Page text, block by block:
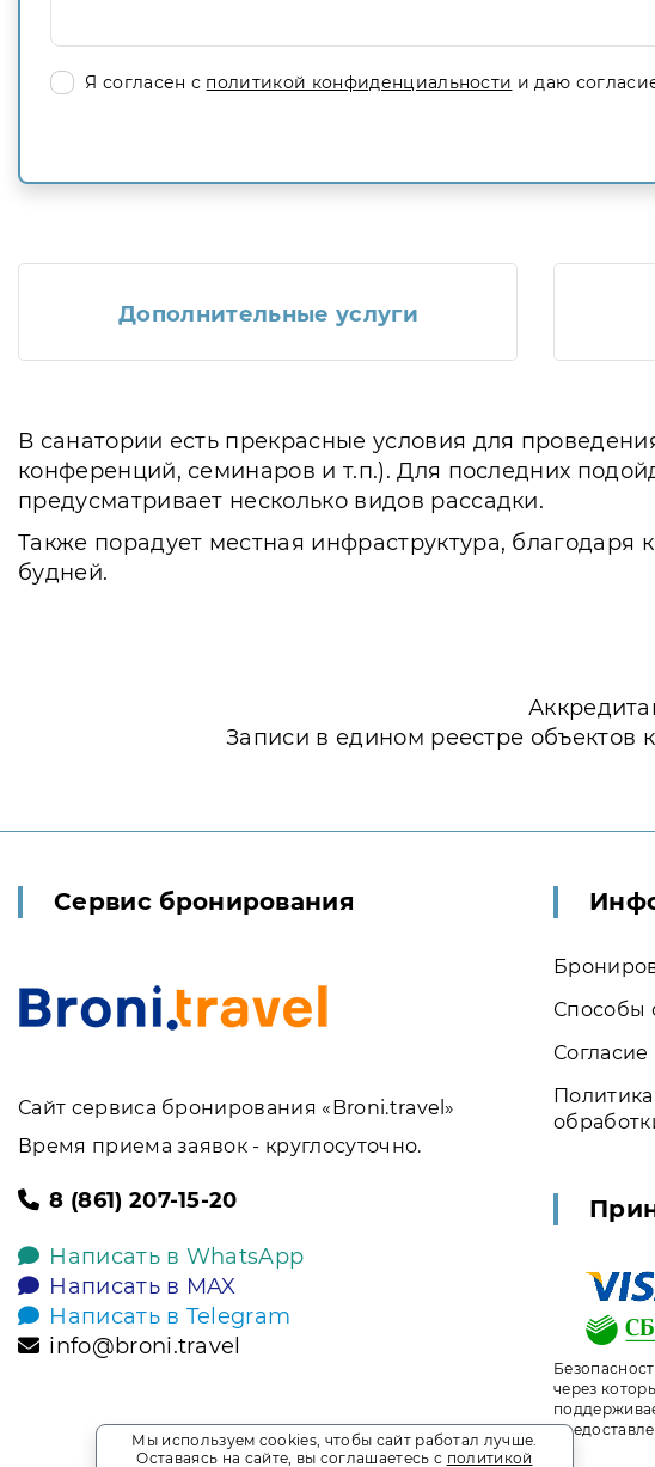
Я согласен с политикой конфиденциальности и даю
Дополнительные услуги
В санатории есть прекрасные условия для
конференций, семинаров и т.п.). Для последних
предусматривает несколько видов рассадки.
Также порадует местная инфраструктура, благодаря
будней.
Записи в едином реестре объектов
Сервис бронирования
Сайт сервиса бронирования «Broni.travel»
Время приема заявок - круглосуточно.
8 (861) 207-15-20
Написать в WhatsApp
Написать в MAX
Написать в Telegram
info@broni.travel
Способы
через
Мы используем cookies, чтобы сайт работал лучше.
Оставаясь на сайте, вы соглашаетесь с политикой